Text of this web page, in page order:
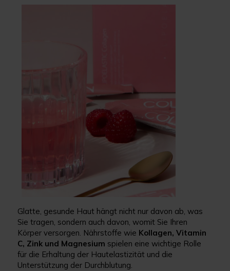
Glatte, gesunde Haut hängt nicht nur davon ab, was
Sie tragen, sondern auch davon, womit Sie Ihren
Körper versorgen. Nährstoffe wie Kollagen, Vitamin
C, Zink und Magnesium spielen eine wichtige Rolle
für die Erhaltung der Hautelastizität und die
Unterstützung der Durchblutung.